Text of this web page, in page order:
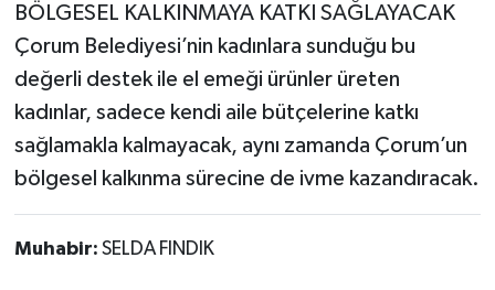
BÖLGESEL KALKINMAYA KATKI SAĞLAYACAK
Çorum Belediyesi’nin kadınlara sunduğu bu
değerli destek ile el emeği ürünler üreten
kadınlar, sadece kendi aile bütçelerine katkı
sağlamakla kalmayacak, aynı zamanda Çorum’un
bölgesel kalkınma sürecine de ivme kazandıracak.
Muhabir: SELDA FINDIK